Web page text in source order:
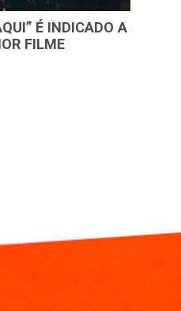
É INDICADO A
FILME